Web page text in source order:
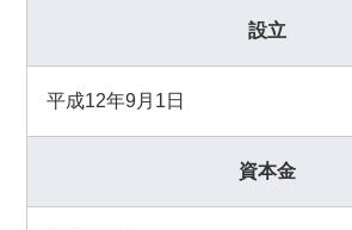
設立
平成12年9月1日
資本金